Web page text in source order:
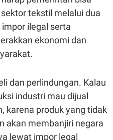
tekstil melalui dua
ilegal serta
ekonomi dan
dan perlindungan. Kalau
industri mau dijual
karena produk yang tidak
akan membanjiri negara
lewat impor legal